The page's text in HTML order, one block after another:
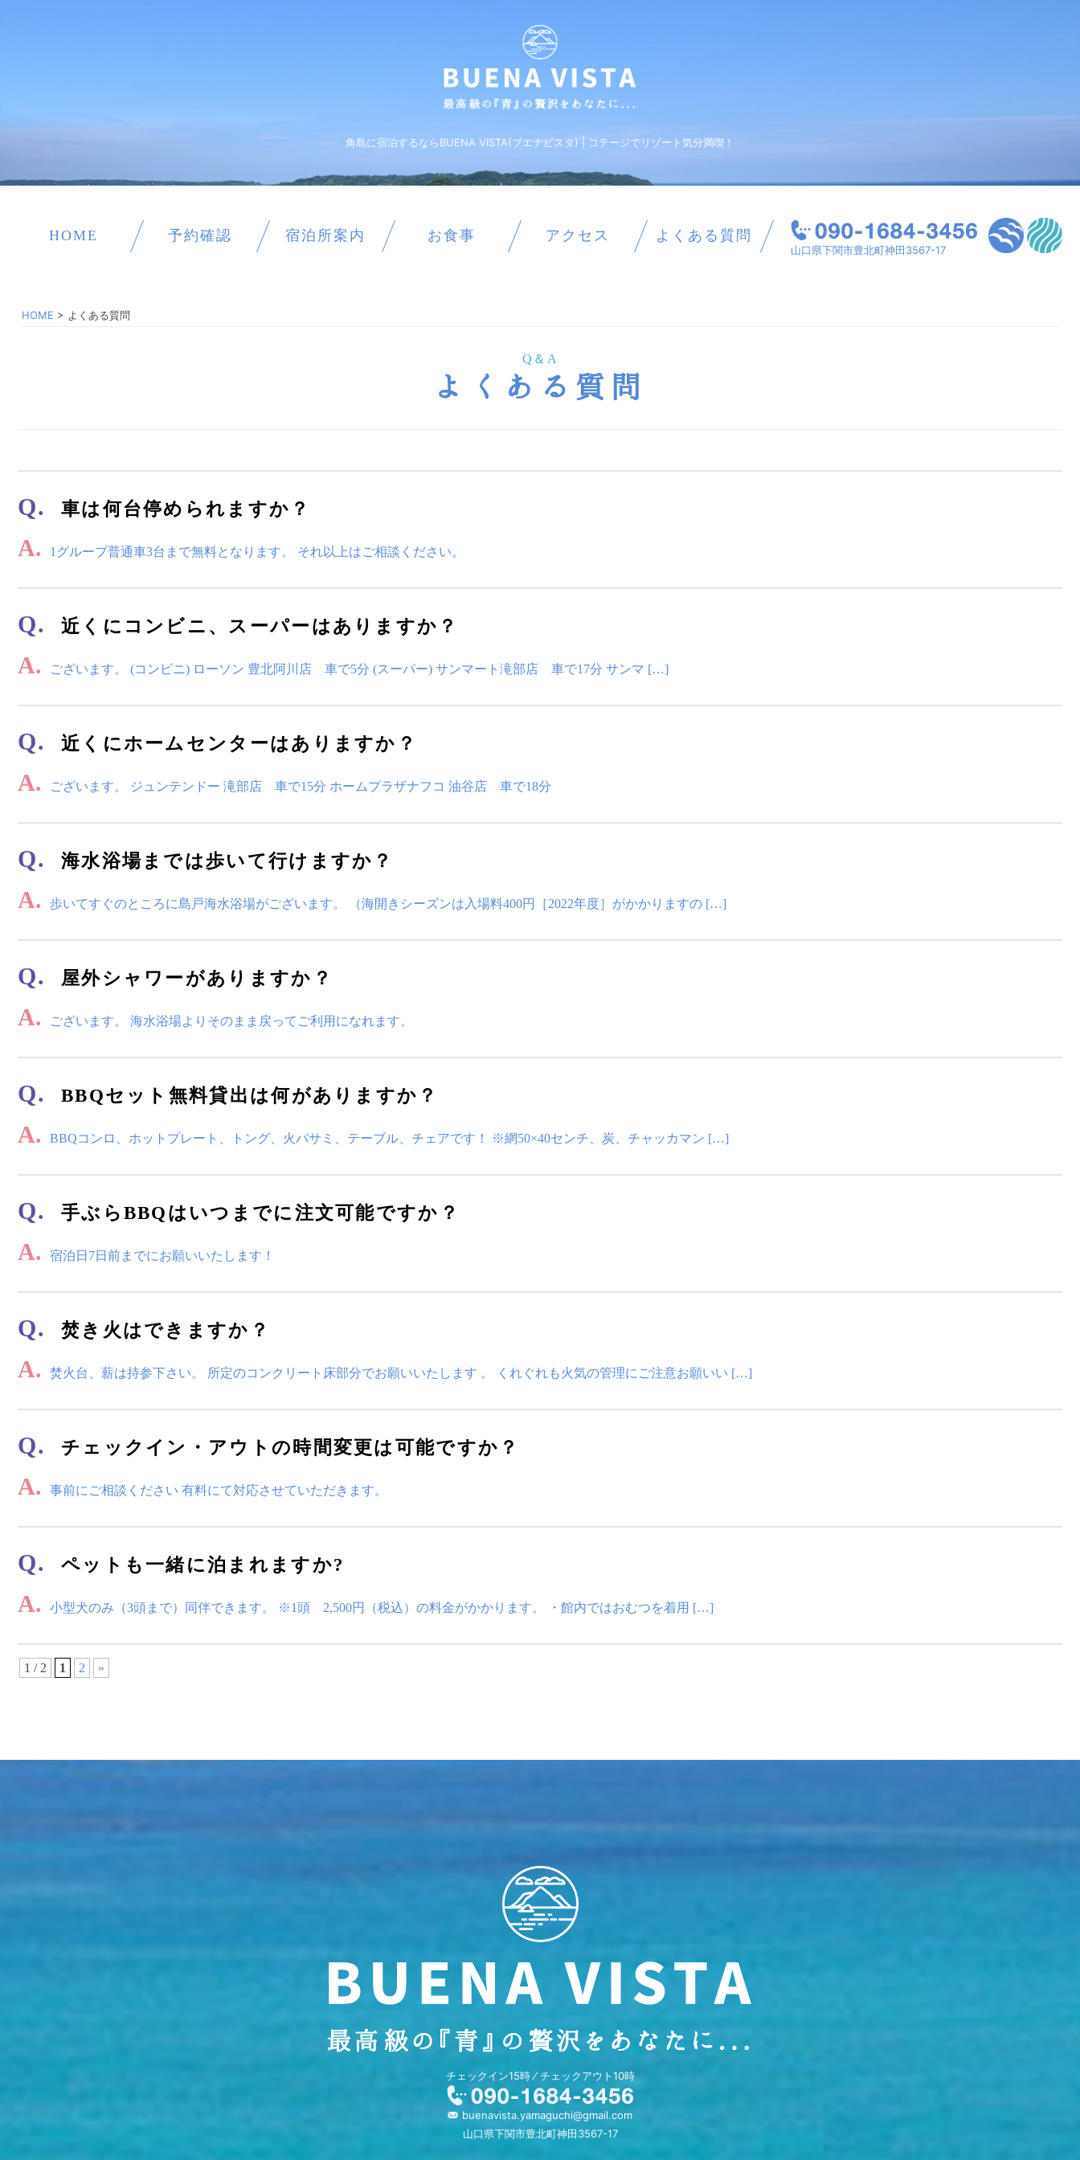
角島に宿泊するならBUENA VISTA(ブエナビスタ) | コテージでリゾート気分満喫！
HOME 予約確認 宿泊所案内 お食事 アクセス よくある質問
山口県下関市豊北町神田3567-17
HOME > よくある質問
Q＆A
よくある質問
Q. 車は何台停められますか？
A. 1グループ普通車3台まで無料となります。 それ以上はご相談ください。
Q. 近くにコンビニ、スーパーはありますか？
A. ございます。 (コンビニ) ローソン 豊北阿川店 車で5分 (スーパー) サンマート滝部店 車で17分 サンマ […]
Q. 近くにホームセンターはありますか？
A. ございます。 ジュンテンドー 滝部店 車で15分 ホームプラザナフコ 油谷店 車で18分
Q. 海水浴場までは歩いて行けますか？
A. 歩いてすぐのところに島戸海水浴場がございます。 （海開きシーズンは入場料400円［2022年度］がかかりますの […]
Q. 屋外シャワーがありますか？
A. ございます。 海水浴場よりそのまま戻ってご利用になれます。
Q. BBQセット無料貸出は何がありますか？
A. BBQコンロ、ホットプレート、トング、火バサミ、テーブル、チェアです！ ※網50×40センチ、炭、チャッカマン […]
Q. 手ぶらBBQはいつまでに注文可能ですか？
A. 宿泊日7日前までにお願いいたします！
Q. 焚き火はできますか？
A. 焚火台、薪は持参下さい。 所定のコンクリート床部分でお願いいたします 。 くれぐれも火気の管理にご注意お願いい […]
Q. チェックイン・アウトの時間変更は可能ですか？
A. 事前にご相談ください 有料にて対応させていただきます。
Q. ペットも一緒に泊まれますか?
A. 小型犬のみ（3頭まで）同伴できます。 ※1頭 2,500円（税込）の料金がかかります。 ・館内ではおむつを着用 […]
1 / 2 1 2 »
チェックイン15時 ⁄ チェックアウト10時
buenavista.yamaguchi@gmail.com
山口県下関市豊北町神田3567-17